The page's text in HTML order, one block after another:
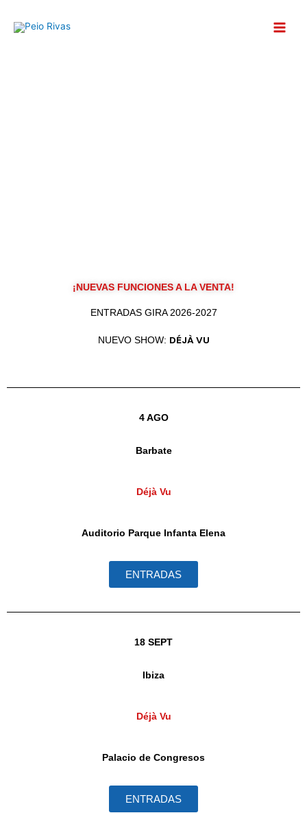
¡NUEVAS FUNCIONES A LA VENTA!
ENTRADAS GIRA 2026-2027
NUEVO SHOW: DÉJÀ VU
4 AGO
Barbate
Déjà Vu
Auditorio Parque Infanta Elena
ENTRADAS
18 SEPT
Ibiza
Déjà Vu
Palacio de Congresos
ENTRADAS